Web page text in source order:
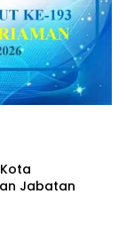
Jabatan